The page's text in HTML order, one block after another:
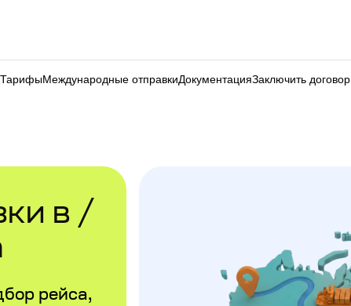
ТарифыМеждународные отправкиДокументацияЗаключить договор
в /
рейса,